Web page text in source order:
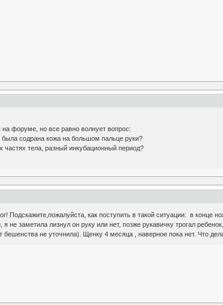
форуме, но все равно волнует вопрос:
содрана кожа на большом пальце руки?
частях тела, разный инкубационный период?
Подскажите,пожалуйста, как поступить в такой ситуации: в конце
не заметила лизнул он руку или нет, позже рукавичку трогал
не уточнила). Щенку 4 месяца , наверное пока нет. Что